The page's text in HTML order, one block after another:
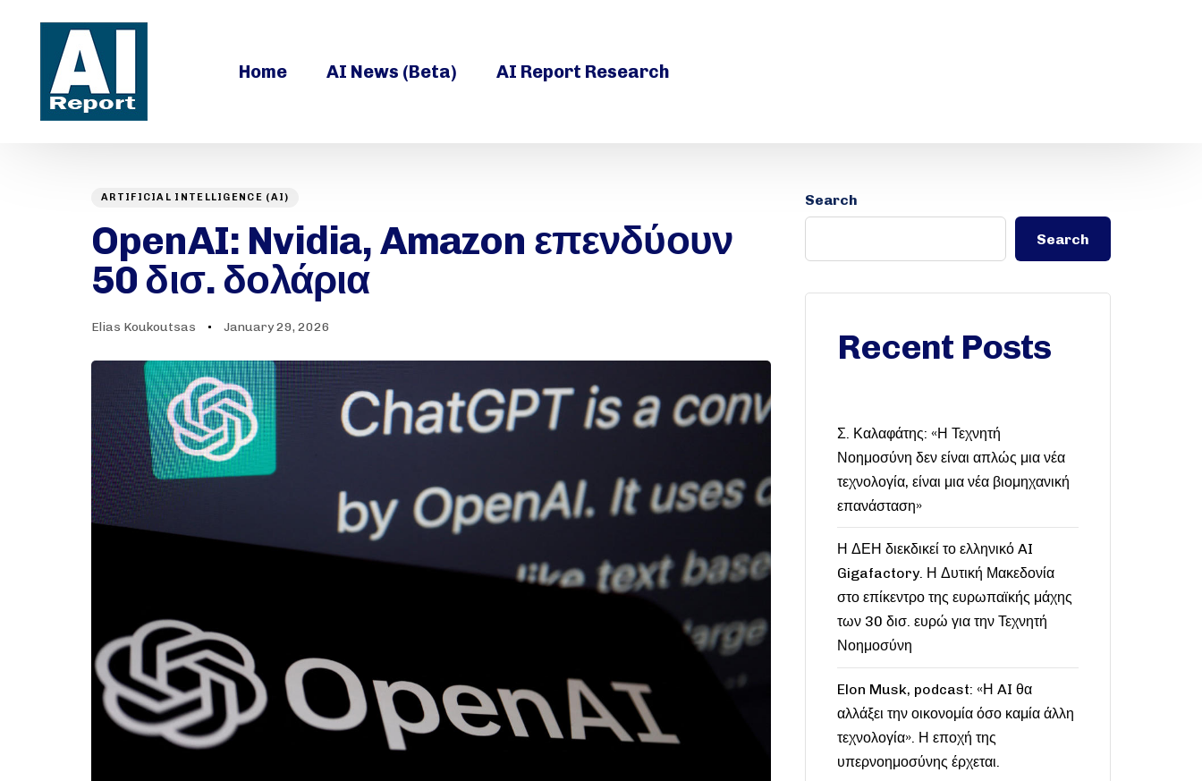
Home AI News (Beta) AI Report Research
PUBLISHED
IN:
ARTIFICIAL INTELLIGENCE (AI)
OpenAI: Nvidia, Amazon επενδύουν
50 δισ. δολάρια
Author
Elias Koukoutsas
Published
on:
January 29, 2026
Search
Search
Recent Posts
Σ. Καλαφάτης: «Η Τεχνητή
Νοημοσύνη δεν είναι απλώς μια νέα
τεχνολογία, είναι μια νέα βιομηχανική
επανάσταση»
Η ΔΕΗ διεκδικεί το ελληνικό AI
Gigafactory. Η Δυτική Μακεδονία
στο επίκεντρο της ευρωπαϊκής μάχης
των 30 δισ. ευρώ για την Τεχνητή
Νοημοσύνη
Elon Musk, podcast: «Η AI θα
αλλάξει την οικονομία όσο καμία άλλη
τεχνολογία». Η εποχή της
υπερνοημοσύνης έρχεται.